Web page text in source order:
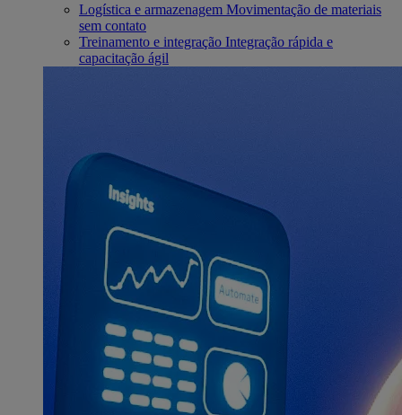
Logística e armazenagem Movimentação de materiais
sem contato
Treinamento e integração Integração rápida e
capacitação ágil